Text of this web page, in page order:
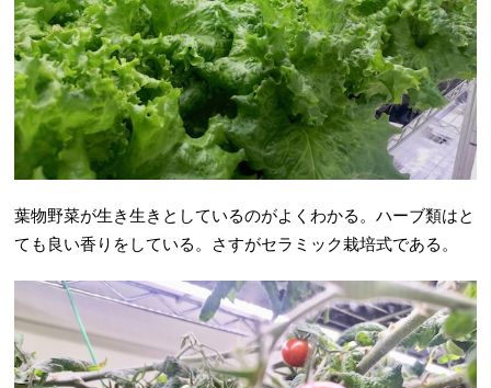
葉物野菜が生き生きとしているのがよくわかる。ハーブ類はと
ても良い香りをしている。さすがセラミック栽培式である。